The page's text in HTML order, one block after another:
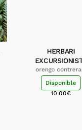
HERBARI
orengo
antoni
Disponible
10.00€